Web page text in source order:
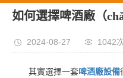
如何選擇啤酒廠（
2024-08-27 1042
其實選擇一套啤酒廠設備